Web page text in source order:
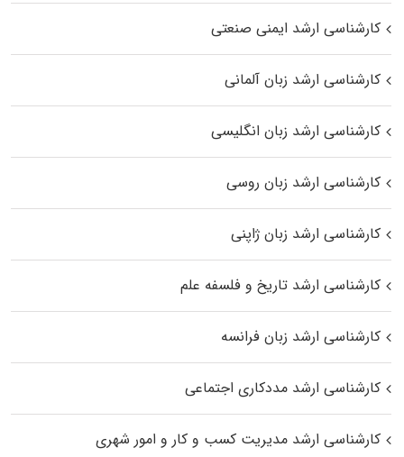
کارشناسی ارشد ایمنی صنعتی
کارشناسی ارشد زبان آلمانی
کارشناسی ارشد زبان انگلیسی
کارشناسی ارشد زبان روسی
کارشناسی ارشد زبان ژاپنی
کارشناسی ارشد تاریخ و فلسفه علم
کارشناسی ارشد زبان فرانسه
کارشناسی ارشد مددکاری اجتماعی
کارشناسی ارشد مدیریت کسب و کار و امور شهری